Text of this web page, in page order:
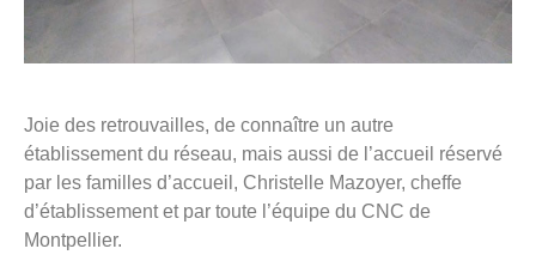
Joie des retrouvailles, de connaître un autre
établissement du réseau, mais aussi de l’accueil réservé
par les familles d’accueil, Christelle Mazoyer, cheffe
d’établissement et par toute l’équipe du CNC de
Montpellier.